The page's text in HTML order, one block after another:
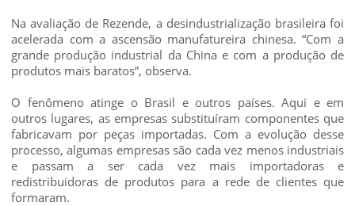
Na avaliação de Rezende, a desindustrialização brasileira foi
acelerada com a ascensão manufatureira chinesa. “Com a
grande produção industrial da China e com a produção de
produtos mais baratos”, observa.
O fenômeno atinge o Brasil e outros países. Aqui e em
outros lugares, as empresas substituíram componentes que
fabricavam por peças importadas. Com a evolução desse
processo, algumas empresas são cada vez menos industriais
e passam a ser cada vez mais importadoras e
redistribuidoras de produtos para a rede de clientes que
formaram.